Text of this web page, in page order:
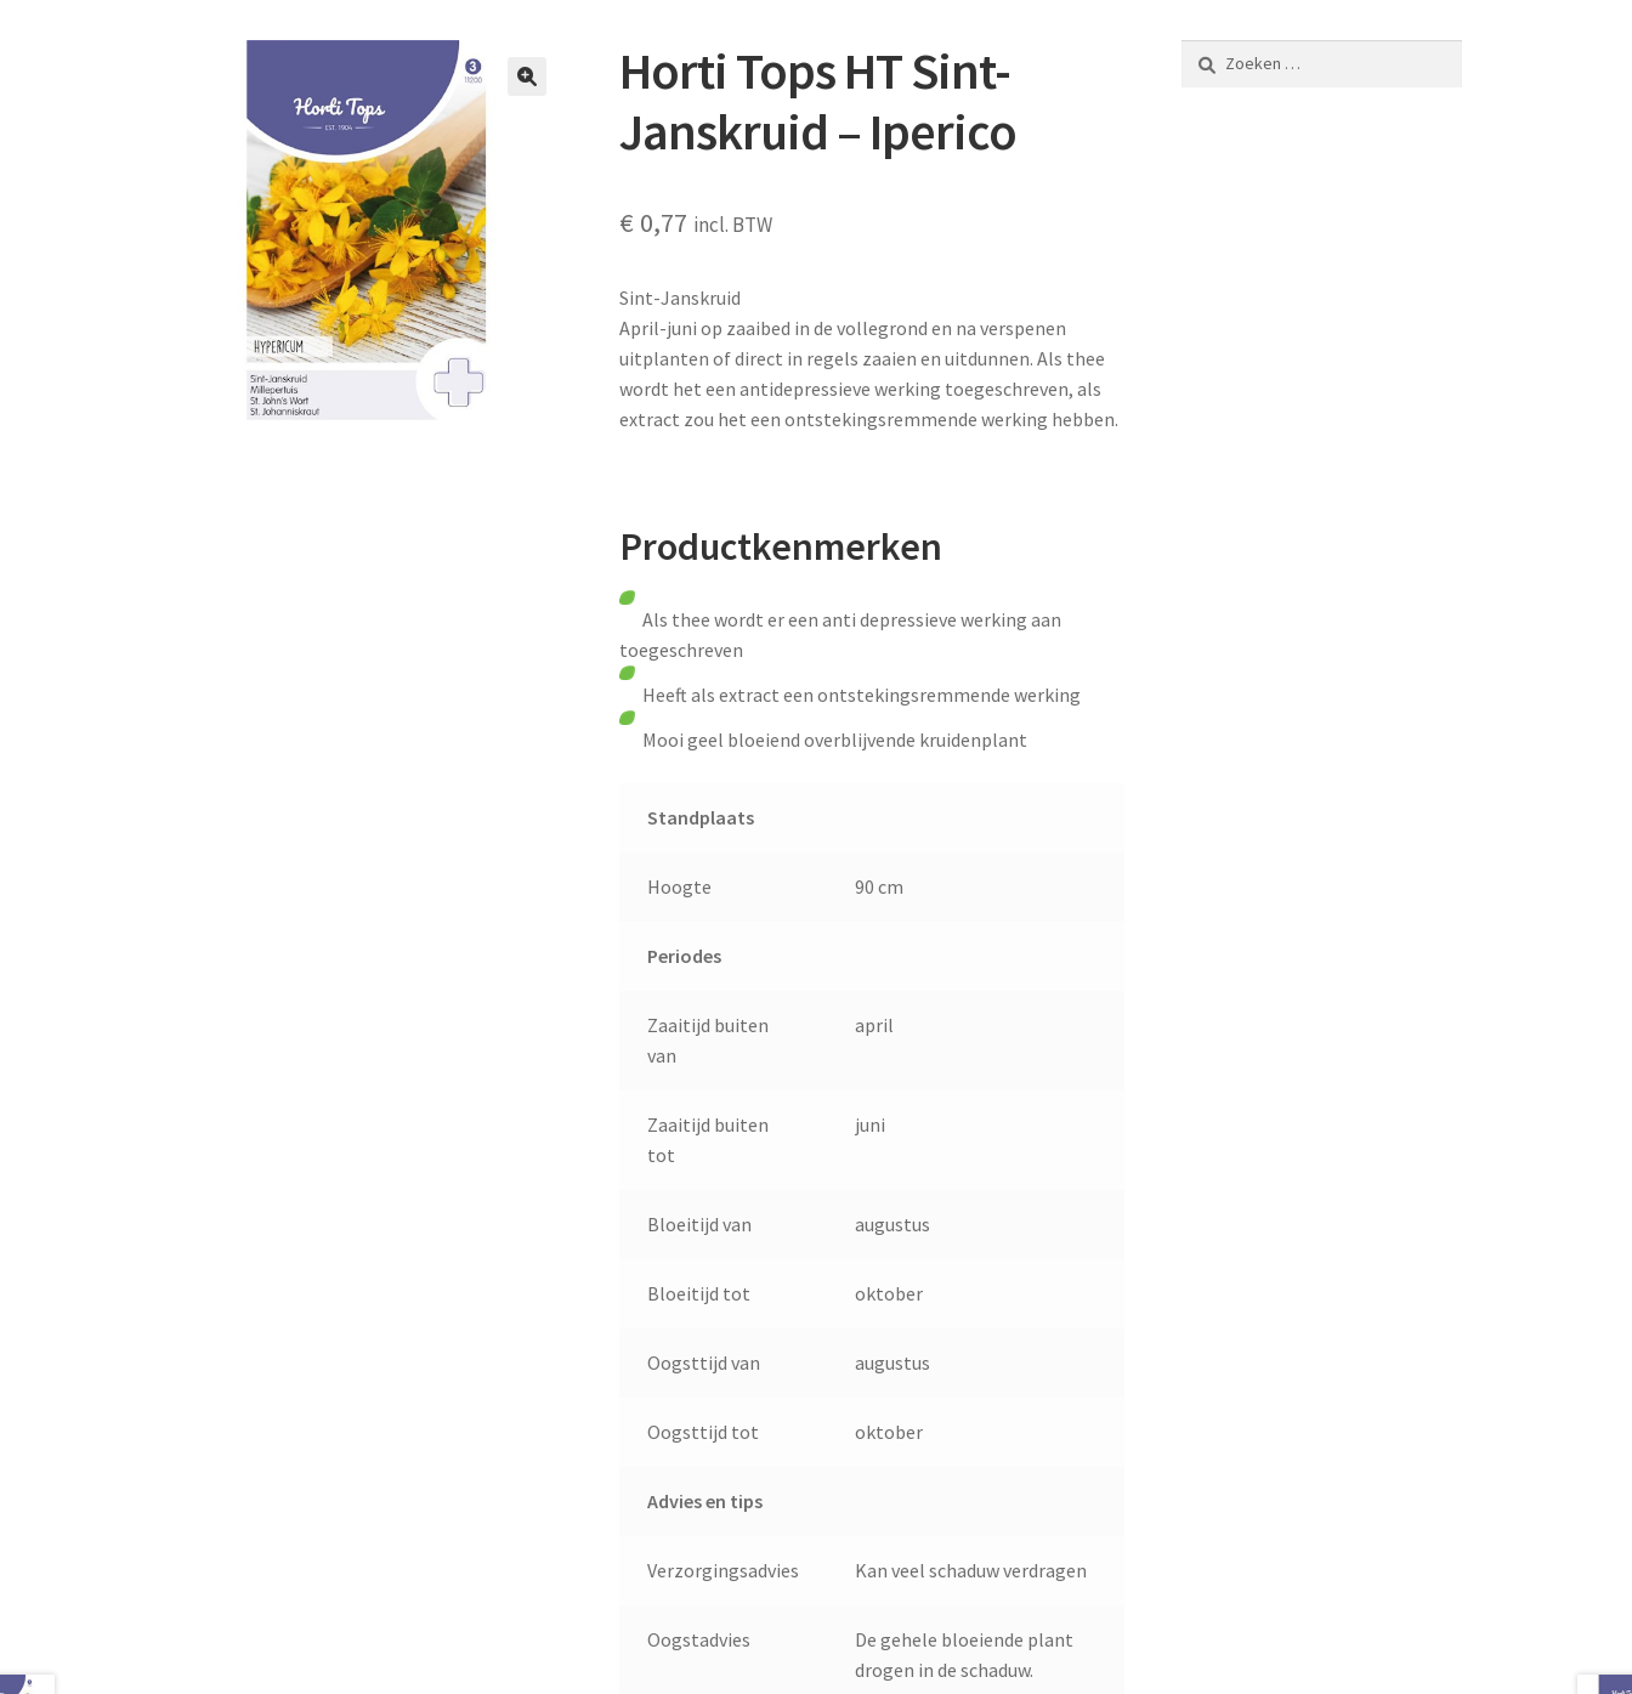
Horti Tops HT Sint-
Janskruid – Iperico
€ 0,77 incl. BTW
Sint-Janskruid
April-juni op zaaibed in de vollegrond en na verspenen
uitplanten of direct in regels zaaien en uitdunnen. Als thee
wordt het een antidepressieve werking toegeschreven, als
extract zou het een ontstekingsremmende werking hebben.
Productkenmerken
Als thee wordt er een anti depressieve werking aan
toegeschreven
Heeft als extract een ontstekingsremmende werking
Mooi geel bloeiend overblijvende kruidenplant
Standplaats
Hoogte 90 cm
Periodes
Zaaitijd buiten
van
april
Zaaitijd buiten
tot
juni
Bloeitijd van augustus
Bloeitijd tot oktober
Oogsttijd van augustus
Oogsttijd tot oktober
Advies en tips
Verzorgingsadvies Kan veel schaduw verdragen
Oogstadvies
De gehele bloeiende plant
drogen in de schaduw.
Zoeken
naar: